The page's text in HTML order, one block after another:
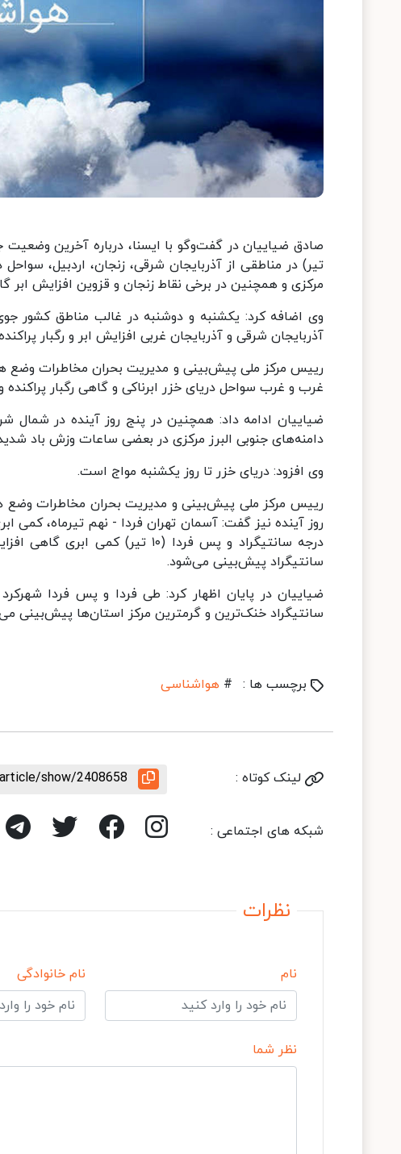
تیر) در مناطقی از آذربایجان شرقی، زنجان، اردبیل،
مرکزی و همچنین در برخی نقاط زنجان و قزوین افزایش ابر
وی اضافه کرد: یکشنبه و دوشنبه در غالب مناطق کشور
آذربایجان شرقی و آذربایجان غربی افزایش ابر و رگبار
رییس مرکز ملی پیش‌بینی و مدیریت بحران مخاطرات وضع
غرب و غرب سواحل دریای خزر ابرناکی و گاهی رگبار
ضیاییان ادامه داد: همچنین در پنج روز آینده در
دامنه‌های جنوبی البرز مرکزی در بعضی ساعات وزش باد
وی افزود: دریای خزر تا روز یکشنبه مواج است.
رییس مرکز ملی پیش‌بینی و مدیریت بحران مخاطرات
سانتیگراد پیش‌بینی می‌شود.
سانتیگراد خنک‌ترین و گرمترین مرکز استان‌ها پیش‌بینی
برچسب ها : # هواشناسی
لینک کوتاه : show/2408658
شبکه های اجتماعی :
نظرات
نام نام خانوادگی
نظر شما